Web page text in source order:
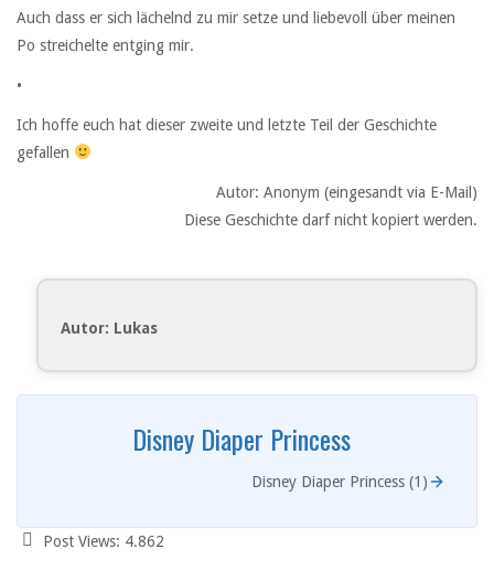
Auch dass er sich lächelnd zu mir setze und liebevoll über meinen
Po streichelte entging mir.
•
Ich hoffe euch hat dieser zweite und letzte Teil der Geschichte
gefallen
Autor: Anonym (eingesandt via E-Mail)
Diese Geschichte darf nicht kopiert werden.
Autor: Lukas
Disney Diaper Princess
Disney Diaper Princess (1)
Post Views: 4.862